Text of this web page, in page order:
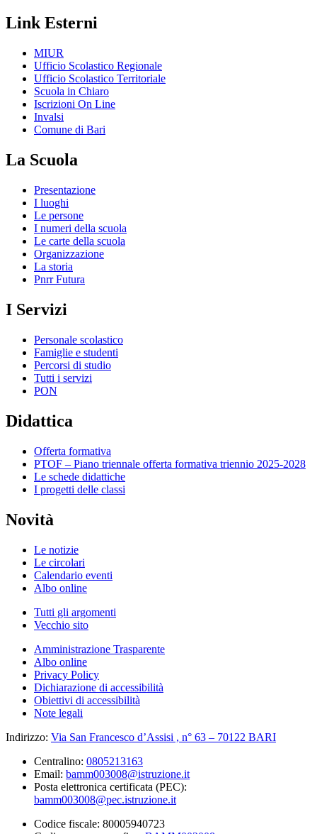
Link Esterni
MIUR
Ufficio Scolastico Regionale
Ufficio Scolastico Territoriale
Scuola in Chiaro
Iscrizioni On Line
Invalsi
Comune di Bari
La Scuola
Presentazione
I luoghi
Le persone
I numeri della scuola
Le carte della scuola
Organizzazione
La storia
Pnrr Futura
I Servizi
Personale scolastico
Famiglie e studenti
Percorsi di studio
Tutti i servizi
PON
Didattica
Offerta formativa
PTOF – Piano triennale offerta formativa triennio 2025-2028
Le schede didattiche
I progetti delle classi
Novità
Le notizie
Le circolari
Calendario eventi
Albo online
Tutti gli argomenti
Vecchio sito
Amministrazione Trasparente
Albo online
Privacy Policy
Dichiarazione di accessibilità
Obiettivi di accessibilità
Note legali
Indirizzo: Via San Francesco d’Assisi , n° 63 – 70122 BARI
Centralino: 0805213163
Email: bamm003008@istruzione.it
Posta elettronica certificata (PEC):
bamm003008@pec.istruzione.it
Codice fiscale: 80005940723